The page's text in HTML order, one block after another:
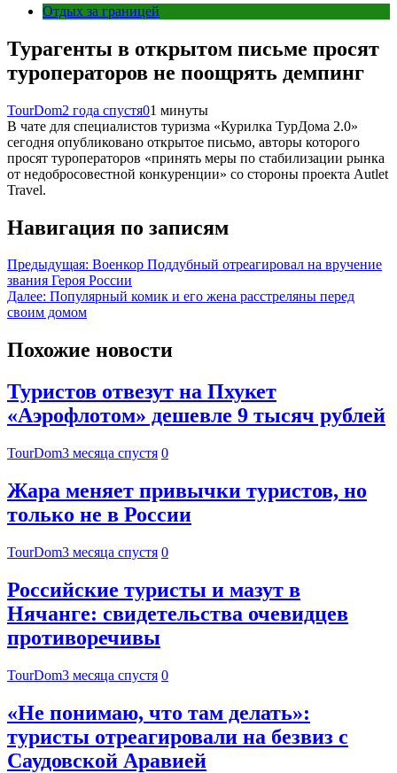
Отдых за границей
Турагенты в открытом письме просят
туроператоров не поощрять демпинг
TourDom2 года спустя01 минуты
В чате для специалистов туризма «Курилка ТурДома 2.0»
сегодня опубликовано открытое письмо, авторы которого
просят туроператоров «принять меры по стабилизации рынка
от недобросовестной конкуренции» со стороны проекта Autlet
Travel.
Навигация по записям
Предыдущая: Военкор Поддубный отреагировал на вручение
звания Героя России
Далее: Популярный комик и его жена расстреляны перед
своим домом
Похожие новости
Туристов отвезут на Пхукет
«Аэрофлотом» дешевле 9 тысяч рублей
TourDom3 месяца спустя 0
Жара меняет привычки туристов, но
только не в России
TourDom3 месяца спустя 0
Российские туристы и мазут в
Нячанге: свидетельства очевидцев
противоречивы
TourDom3 месяца спустя 0
«Не понимаю, что там делать»:
туристы отреагировали на безвиз с
Саудовской Аравией